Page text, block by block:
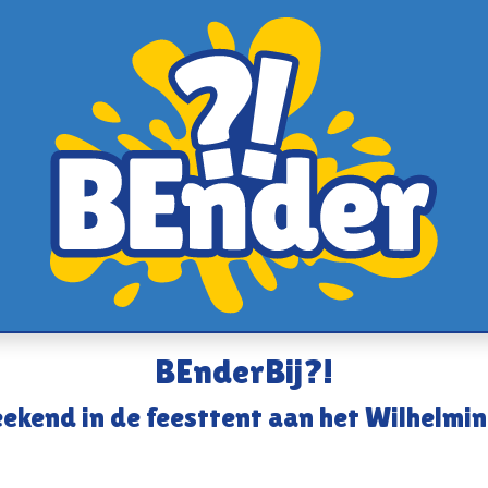
BEnderBij?!
in de feesttent aan het